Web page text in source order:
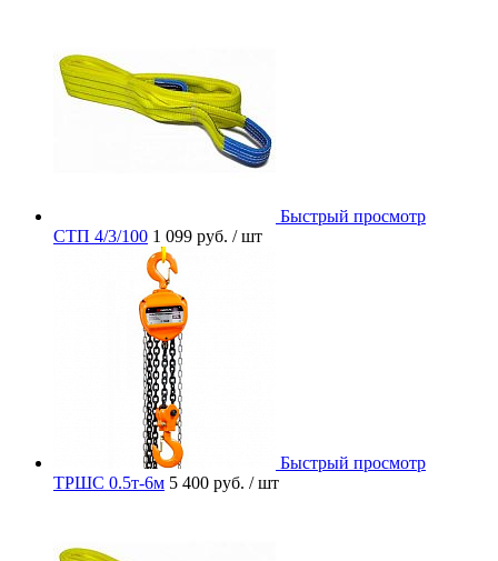
Быстрый просмотр
СТП 4/3/100 1 099 руб. / шт
Быстрый просмотр
ТРШС 0.5т-6м 5 400 руб. / шт